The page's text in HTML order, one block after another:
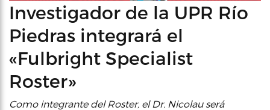
Investigador de la UPR Río
Piedras integrará el
«Fulbright Specialist
Roster»
Como integrante del Roster, el Dr. Nicolau será